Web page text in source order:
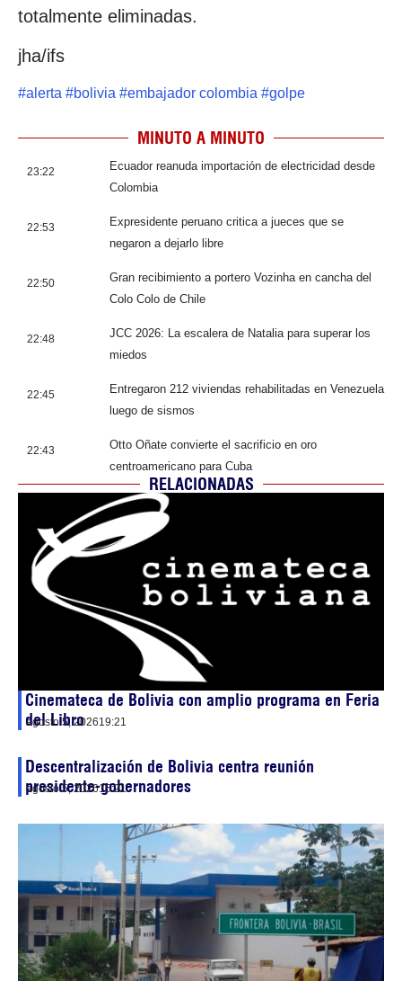
totalmente eliminadas.
jha/ifs
#alerta #bolivia #embajador colombia #golpe
MINUTO A MINUTO
23:22
Ecuador reanuda importación de electricidad desde
Colombia
22:53
Expresidente peruano critica a jueces que se
negaron a dejarlo libre
22:50
Gran recibimiento a portero Vozinha en cancha del
Colo Colo de Chile
22:48
JCC 2026: La escalera de Natalia para superar los
miedos
22:45
Entregaron 212 viviendas rehabilitadas en Venezuela
luego de sismos
22:43
Otto Oñate convierte el sacrificio en oro
centroamericano para Cuba
RELACIONADAS
Cinemateca de Bolivia con amplio programa en Feria
del Libro
agosto 5, 202619:21
Descentralización de Bolivia centra reunión
presidente-gobernadores
agosto 5, 202615:21